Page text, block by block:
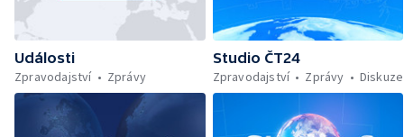
Události
Zpravodajství
Zprávy
Studio ČT24
Zpravodajství
Zprávy Diskuze